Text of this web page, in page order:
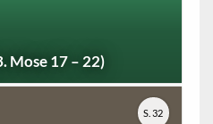
Mose 17 – 22)
S. 32